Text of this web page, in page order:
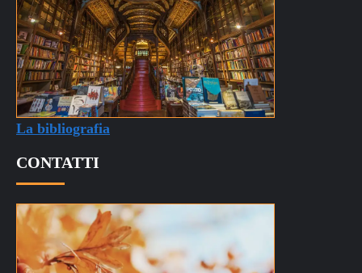
La bibliografia
CONTATTI